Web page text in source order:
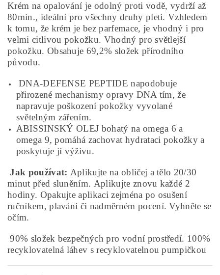
Krém na opalování je odolný proti vodě, vydrží až
80min., ideální pro všechny druhy pleti. Vzhledem
k tomu, že krém je bez parfemace, je vhodný i pro
velmi citlivou pokožku. Vhodný pro světlejší
pokožku. Obsahuje 69,2% složek přírodního
původu.
DNA-DEFENSE PEPTIDE napodobuje
přirozené mechanismy opravy DNA tím, že
napravuje poškození pokožky vyvolané
světelným zářením.
ABISSINSKÝ OLEJ bohatý na omega 6 a
omega 9, pomáhá zachovat hydrataci pokožky a
poskytuje jí výživu.
Jak používat: Aplikujte na obličej a tělo 20/30
minut před sluněním. Aplikujte znovu každé 2
hodiny. Opakujte aplikaci zejména po osušení
ručníkem, plavání či nadměrném pocení. Vyhněte se
očím.
90% složek bezpečných pro vodní prostředí. 100%
recyklovatelná láhev s recyklovatelnou pumpičkou